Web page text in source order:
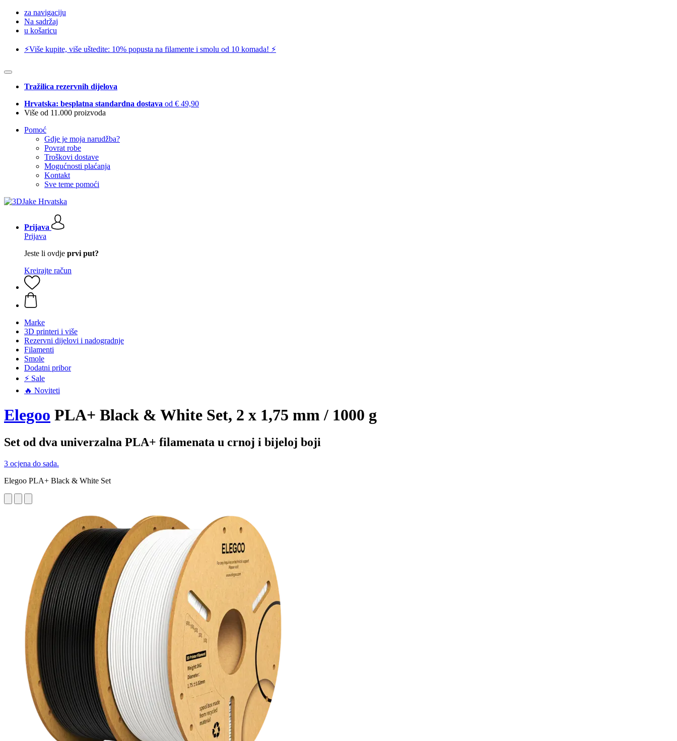
za navigaciju
Na sadržaj
u košaricu
⚡️Više kupite, više uštedite: 10% popusta na filamente i smolu od 10 komada! ⚡️
Tražilica rezervnih dijelova
Hrvatska: besplatna standardna dostava od € 49,90
Više od 11.000 proizvoda
Pomoć
Gdje je moja narudžba?
Povrat robe
Troškovi dostave
Mogućnosti plaćanja
Kontakt
Sve teme pomoći
Prijava
Prijava
Jeste li ovdje prvi put?
Kreirajte račun
Marke
3D printeri i više
Rezervni dijelovi i nadogradnje
Filamenti
Smole
Dodatni pribor
⚡ Sale
🔥 Noviteti
Elegoo PLA+ Black & White Set, 2 x 1,75 mm / 1000 g
Set od dva univerzalna PLA+ filamenata u crnoj i bijeloj boji
3 ocjena do sada.
Elegoo PLA+ Black & White Set